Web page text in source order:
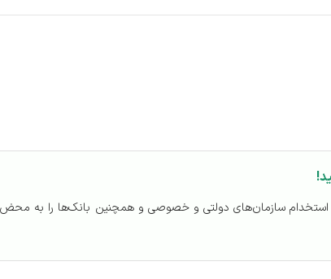
سازمان‌های دولتی و خصوصی و همچنین بانک‌ها را به محض